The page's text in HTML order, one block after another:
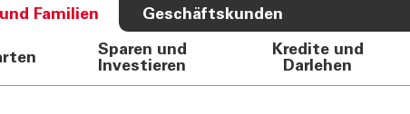
Familien Geschäftskunden
Sparen und
Investieren
Kredite und
Darlehen